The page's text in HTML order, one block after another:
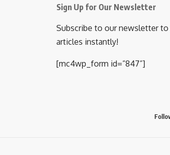
Sign Up for Our Newsletter
Subscribe to our newsletter
articles instantly!
[mc4wp_form id=”847”]